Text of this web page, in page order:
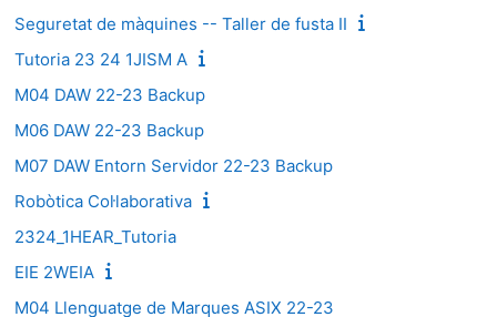
Seguretat de màquines -- Taller de fusta II
Tutoria 23 24 1JISM A
M04 DAW 22-23 Backup
M06 DAW 22-23 Backup
M07 DAW Entorn Servidor 22-23 Backup
Robòtica Col·laborativa
2324_1HEAR_Tutoria
EIE 2WEIA
M04 Llenguatge de Marques ASIX 22-23